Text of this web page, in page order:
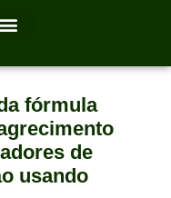
fórmula
de
usando